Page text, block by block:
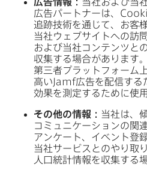
広告情報： 当社および​当
広告パートナーは、
追跡技術を​通じて、​お客
当社ウェブサイトへの​訪
および​当社コンテンツと
収集する​場合が​あります
第三者プラットフォーム
高い Jamf広告を​配信する​
効果を​測定する​ために​使
その​他の​情報： 当社は、​
コミュニケーションの​関
アンケート、​イベント登
当社サービスとの​やり​取
人口統計情報を​収集する​